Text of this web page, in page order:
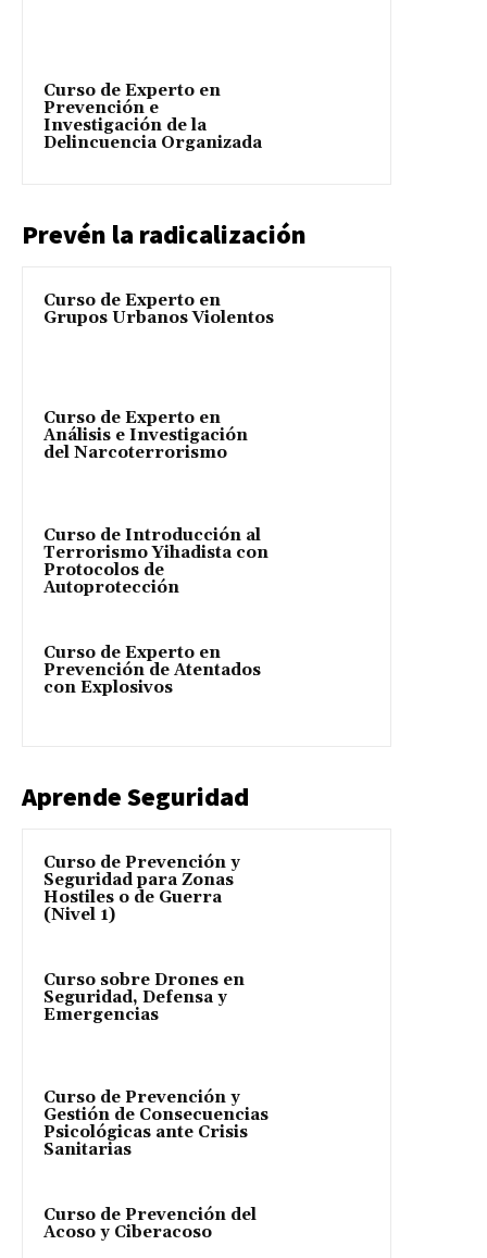
Curso de Experto en
Prevención e
Investigación de la
Delincuencia Organizada
Prevén la radicalización
Curso de Experto en
Grupos Urbanos Violentos
Curso de Experto en
Análisis e Investigación
del Narcoterrorismo
Curso de Introducción al
Terrorismo Yihadista con
Protocolos de
Autoprotección
Curso de Experto en
Prevención de Atentados
con Explosivos
Aprende Seguridad
Curso de Prevención y
Seguridad para Zonas
Hostiles o de Guerra
(Nivel 1)
Curso sobre Drones en
Seguridad, Defensa y
Emergencias
Curso de Prevención y
Gestión de Consecuencias
Psicológicas ante Crisis
Sanitarias
Curso de Prevención del
Acoso y Ciberacoso